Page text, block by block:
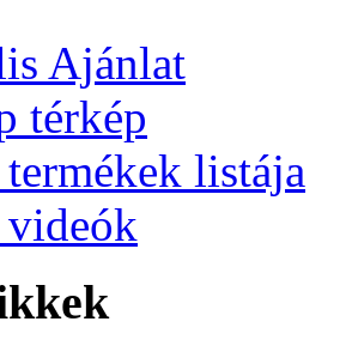
Ajánlat
térkép
listája